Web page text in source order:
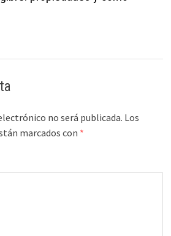
no será publicada. Los
marcados con *